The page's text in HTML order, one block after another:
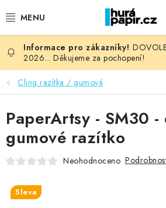
na
NOVINKY
HURÁ DÍLNA
VŠECHNO ZBOŽÍ
KNIHAŘSKÝ MATERIÁL
OBLÍBENÉ ♥️
2026... Děkujeme za pochopení!
Cling razítka / gumová
PaperArtsy - SM30
gumové razítko
Neohodnoceno
Sleva